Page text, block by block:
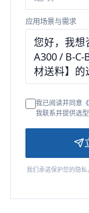
应用场景与需求
我已阅读并同意
我联系并提供选型
我们承诺保护您的隐私